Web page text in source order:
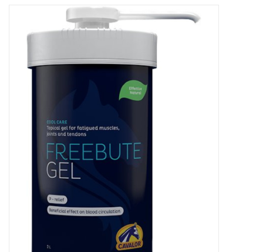
Metabolisme
Ademhaling
Voortplanting
Verzorging